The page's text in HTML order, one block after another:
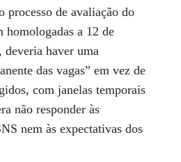
processo de avaliação do
a 12 de
haver uma
das vagas” em vez de
com janelas temporais
não responder às
nem às expectativas dos